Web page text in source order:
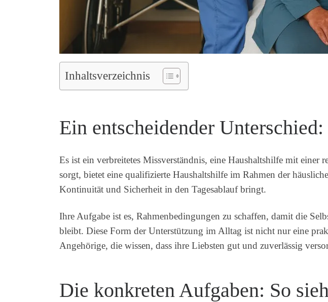
Inhaltsverzeichnis
Ein entscheidender
Es ist ein verbreitetes Missverständnis, eine Haushaltshilfe mit
sorgt, bietet eine qualifizierte Haushaltshilfe im Rahmen der
Kontinuität und Sicherheit in den Tagesablauf bringt.
Ihre Aufgabe ist es, Rahmenbedingungen zu schaffen, damit die
bleibt. Diese Form der Unterstützung im Alltag ist nicht nur eine
Angehörige, die wissen, dass ihre Liebsten gut und zuverlässig
Die konkreten Aufgaben: So